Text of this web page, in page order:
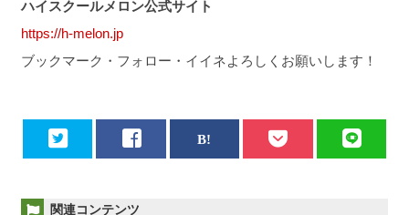
ハイスクールメロン公式サイト
https://h-melon.jp
ブックマーク・フォロー・イイネよろしくお願いします！
関連コンテンツ